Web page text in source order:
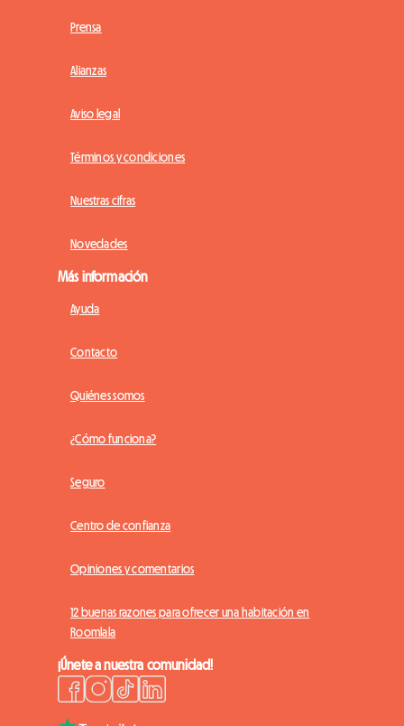
Prensa
Alianzas
Aviso legal
Términos y condiciones
Nuestras cifras
Novedades
Más información
Ayuda
Contacto
Quiénes somos
¿Cómo funciona?
Seguro
Centro de confianza
Opiniones y comentarios
12 buenas razones para ofrecer una habitación en
Roomlala
¡Únete a nuestra comunidad!